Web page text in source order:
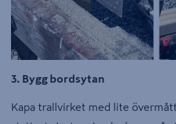
3. Bygg bordsytan
Kapa trallvirket med lite